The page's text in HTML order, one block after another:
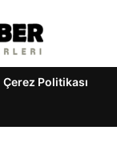
Çerez Politikası